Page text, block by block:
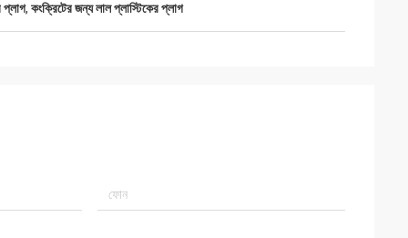
প্লাগ, কংক্রিটের জন্য লাল প্লাস্টিকের প্লাগ